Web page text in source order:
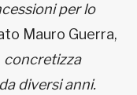
per lo
Mauro Guerra,
concretizza
diversi anni.